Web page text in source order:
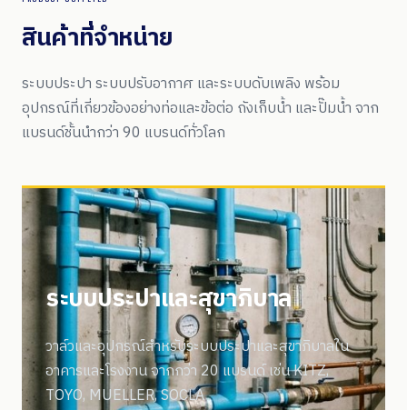
สินค้าที่จำหน่าย
ระบบประปา ระบบปรับอากาศ และระบบดับเพลิง พร้อม
อุปกรณ์ที่เกี่ยวข้องอย่างท่อและข้อต่อ ถังเก็บน้ำ และปั๊มน้ำ จาก
แบรนด์ชั้นนำกว่า 90 แบรนด์ทั่วโลก
ระบบประปาและสุขาภิบาล
วาล์วและอุปกรณ์สำหรับระบบประปาและสุขาภิบาลใน
อาคารและโรงงาน จากกว่า 20 แบรนด์ เช่น KITZ,
TOYO, MUELLER, SOCLA